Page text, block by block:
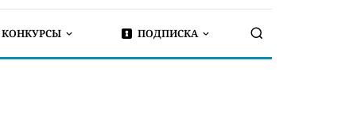
КОНКУРСЫ ПОДПИСКА